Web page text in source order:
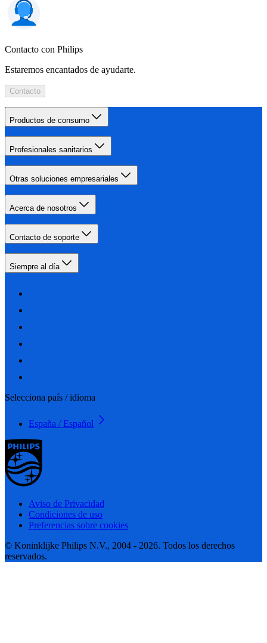
Contacto con Philips
Estaremos encantados de ayudarte.
Contacto
Productos de consumo
Profesionales sanitarios
Otras soluciones empresariales
Acerca de nosotros
Contacto de soporte
Siempre al día
Selecciona país / idioma
España / Español
Aviso de Privacidad
Condiciones de uso
Preferencias sobre cookies
© Koninklijke Philips N.V., 2004 - 2026. Todos los derechos
reservados.